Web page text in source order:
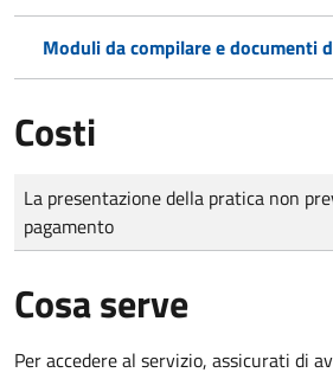
Moduli da compilare e documenti
Costi
Tipo di pagamento
Importo
La presentazione della pratica non
pagamento
Cosa serve
Per accedere al servizio, assicurati di